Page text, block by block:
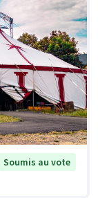
Soumis au vote